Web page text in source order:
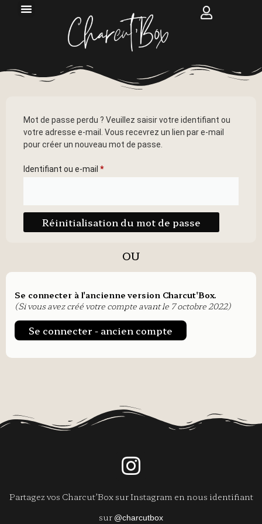
Mot de passe perdu ? Veuillez saisir votre identifiant ou
votre adresse e-mail. Vous recevrez un lien par e-mail
pour créer un nouveau mot de passe.
Identifiant ou e-mail *
Réinitialisation du mot de passe
OU
Se connecter à l'ancienne version Charcut'Box.
(Si vous avez créé votre compte avant le 7 octobre 2022)
Se connecter - ancien compte
Partagez vos Charcut’Box sur Instagram en nous identifiant
sur @charcutbox